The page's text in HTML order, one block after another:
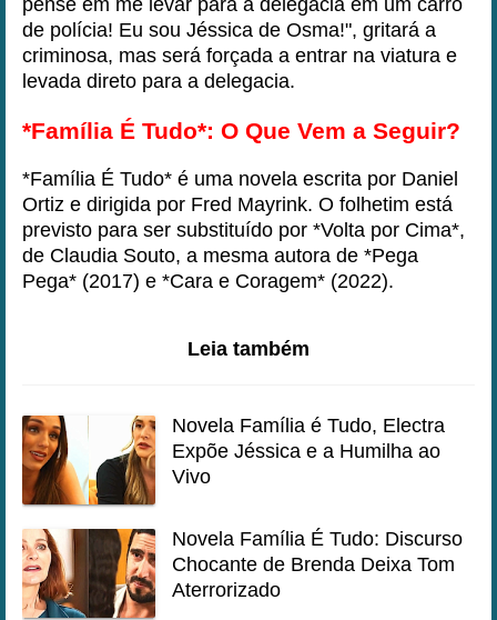
pense em me levar para a delegacia em um carro
de polícia! Eu sou Jéssica de Osma!", gritará a
criminosa, mas será forçada a entrar na viatura e
levada direto para a delegacia.
*Família É Tudo*: O Que Vem a Seguir?
*Família É Tudo* é uma novela escrita por Daniel
Ortiz e dirigida por Fred Mayrink. O folhetim está
previsto para ser substituído por *Volta por Cima*,
de Claudia Souto, a mesma autora de *Pega
Pega* (2017) e *Cara e Coragem* (2022).
Leia também
Novela Família é Tudo, Electra
Expõe Jéssica e a Humilha ao
Vivo
Novela Família É Tudo: Discurso
Chocante de Brenda Deixa Tom
Aterrorizado